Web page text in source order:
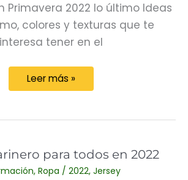
Primavera 2022 lo último Ideas
colores y texturas que te
interesa tener en el
Cárdigans
para
2022
Leer más »
para todos en 2022
, Ropa / 2022, Jersey